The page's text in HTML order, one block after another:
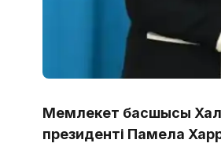
Мемлекет басшысы
президенті Памела